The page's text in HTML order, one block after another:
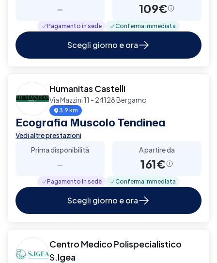
- 109€
Pagamento in sede Conferma immediata
Scegli giorno e ora
Humanitas Castelli
Via Mazzini 11 - 24128 Bergamo
3.9 km
Ecografia Muscolo Tendinea
Vedi altre prestazioni
Prima disponibilità
-
A partire da
161€
Pagamento in sede Conferma immediata
Scegli giorno e ora
Centro Medico Polispecialistico
S.Igea